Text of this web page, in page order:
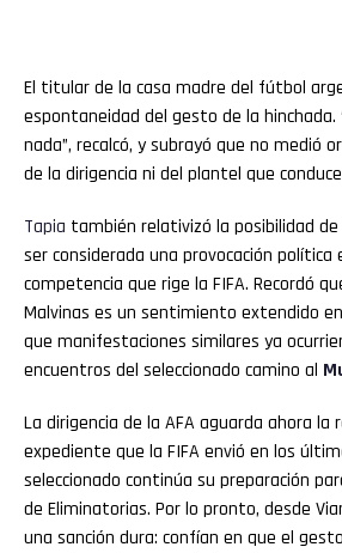
El titular de la casa madre del fútbol
espontaneidad del gesto de la hinchada.
nada”, recalcó, y subrayó que no medió
de la dirigencia ni del plantel que
Tapia también relativizó la posibilidad
ser considerada una provocación política
competencia que rige la FIFA. Recordó
Malvinas es un sentimiento extendido
que manifestaciones similares ya
encuentros del seleccionado camino al
La dirigencia de la AFA aguarda ahora la
expediente que la FIFA envió en los
seleccionado continúa su preparación
de Eliminatorias. Por lo pronto, desde
una sanción dura: confían en que el